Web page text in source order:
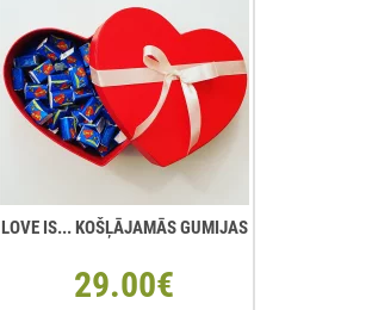
LOVE IS... KOŠĻĀJAMĀS GUMIJAS
29.00€